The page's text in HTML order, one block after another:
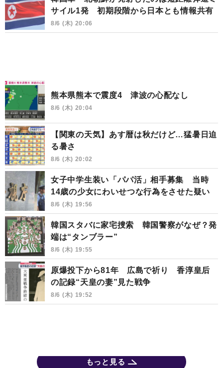
サイル1発 初期段階から日本とも情報共有
8/6 (木) 20:06
熊本県熊本で震度4 津波の心配なし
8/6 (木) 20:04
【関東の天気】あす暦は秋だけど…猛暑日迫
る暑さ
8/6 (木) 20:02
女子中学生装い「パパ活」相手募集 当時
14歳の少女にわいせつな行為をさせた疑い
8/6 (木) 19:56
韓国スタバに家宅捜索 韓国警察がなぜ？発
端は“タンブラー”
8/6 (木) 19:55
原爆投下から81年 広島で祈り 香淳皇后
の記録“天皇の妻”見た戦争
8/6 (木) 19:52
もっと見る